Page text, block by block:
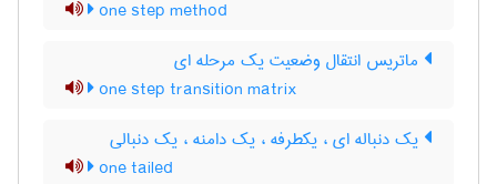
one step method
ماتریس انتقال وضعیت یک مرحله ای
one step transition matrix
یک دنباله ای ، یکطرفه ، یک دامنه ، یک دنبالی
one tailed